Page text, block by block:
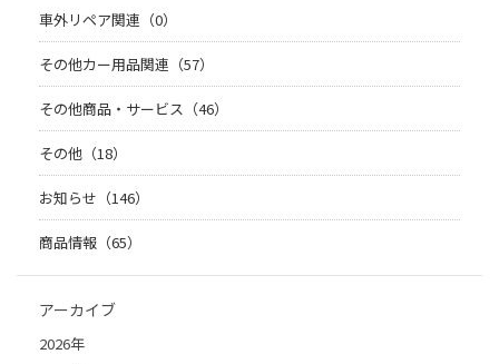
車外リペア関連（0）
その他カー用品関連（57）
その他商品・サービス（46）
その他（18）
お知らせ（146）
商品情報（65）
アーカイブ
2026年